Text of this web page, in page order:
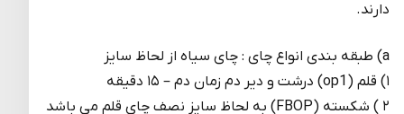
دارند.
a) طبقه بندی انواع چای : چای سیاه از لحاظ سایز
۱) قلم (op1) درشت و دیر دم زمان دم – ۱۵ دقیقه
۲ ) شکسته (FBOP) به لحاظ سایز نصف چای قلم می باشد